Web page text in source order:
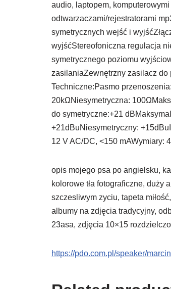
audio, laptopem,
odtwarzaczami/rejestratorami
symetrycznych wejść i
wyjśćStereofoniczna regulacja
symetrycznego poziomu
zasilaniaZewnętrzny zasilacz do
Techniczne:Pasmo
20kΩNiesymetryczna:
do symetryczne:+21
+21dBuNiesymetryczny:
12 V AC/DC, <150 mAWymiary:
opis mojego psa po angielsku,
kolorowe tła fotograficzne, duży
szczesliwym zyciu, tapeta
albumy na zdjęcia tradycyjny,
23asa, zdjęcia 10×15
https://pdo.com.pl/speaker/